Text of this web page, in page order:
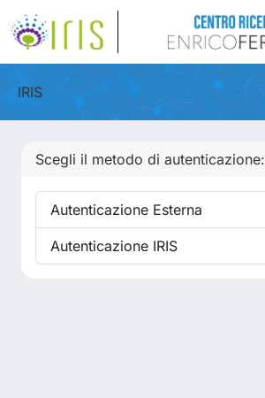
IRIS
Scegli il metodo di autenticazione:
Autenticazione Esterna
Autenticazione IRIS